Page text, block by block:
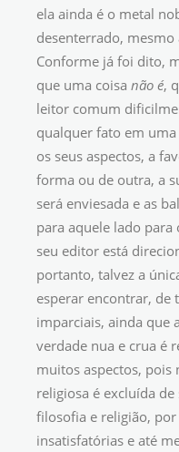
ela ainda é o metal
desenterrado,
Conforme já foi dito,
que uma coisa não é,
leitor comum
qualquer fato em
os seus aspectos, a
forma ou de outra, a
será enviesada e as
para aquele lado
seu editor está
portanto, talvez a
esperar encontrar, de
imparciais, ainda que
verdade nua e crua é
muitos aspectos, pois
religiosa é excluída
filosofia e religião,
insatisfatórias e até